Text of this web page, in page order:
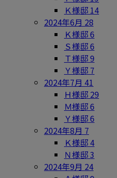
Ｋ様邸 14
2024年6月 28
Ｋ様邸6
Ｓ様邸6
Ｔ様邸9
Ｙ様邸 7
2024年7月 41
Ｈ様邸 29
Ｍ様邸6
Ｙ様邸6
2024年8月 7
Ｋ様邸4
Ｎ様邸3
2024年9月 24